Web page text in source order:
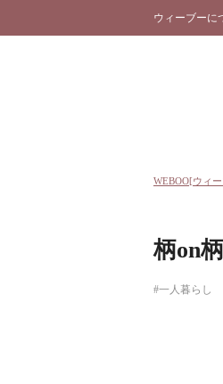
ウィーブーに
WEBOO[ウィ
柄on
#一人暮らし